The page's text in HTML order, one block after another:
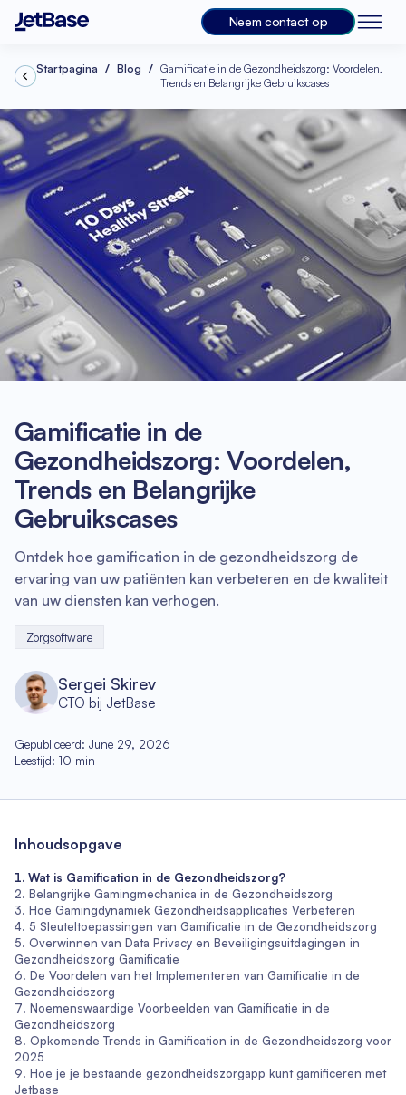
Neem contact op
Startpagina Blog
Gamificatie in de Gezondheidszorg: Voordelen,
Trends en Belangrijke Gebruikscases
Gamificatie in de
Gezondheidszorg: Voordelen,
Trends en Belangrijke
Gebruikscases
Ontdek hoe gamification in de gezondheidszorg de
ervaring van uw patiënten kan verbeteren en de kwaliteit
van uw diensten kan verhogen.
Zorgsoftware
Sergei Skirev
CTO bij JetBase
Gepubliceerd: June 29, 2026
Leestijd: 10 min
Inhoudsopgave
Wat is Gamification in de Gezondheidszorg?
Belangrijke Gamingmechanica in de Gezondheidszorg
Hoe Gamingdynamiek Gezondheidsapplicaties Verbeteren
5 Sleuteltoepassingen van Gamificatie in de Gezondheidszorg
Overwinnen van Data Privacy en Beveiligingsuitdagingen in
Gezondheidszorg Gamificatie
De Voordelen van het Implementeren van Gamificatie in de
Gezondheidszorg
Noemenswaardige Voorbeelden van Gamificatie in de
Gezondheidszorg
Opkomende Trends in Gamification in de Gezondheidszorg voor
2025
Hoe je je bestaande gezondheidszorgapp kunt gamificeren met
Jetbase